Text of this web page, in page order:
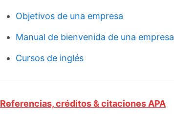
Objetivos de una empresa
Manual de bienvenida de una empresa
Cursos de inglés
Referencias, créditos & citaciones APA